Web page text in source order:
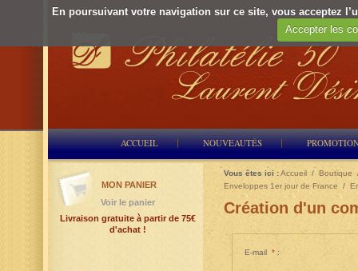
En poursuivant votre navigation sur ce site, vous acceptez
Accepter les
ACCUEIL NOUVEAUTÉS
Vous êtes ici :Accueil / Boutique
Enveloppes 1er jour de France /
Création d'un
E-mail * :
MON PANIER
Voir le panier
Livraison gratuite à partir de 75€
d'achat !